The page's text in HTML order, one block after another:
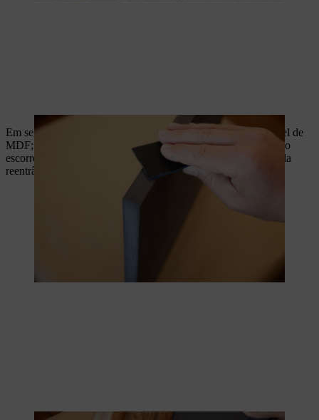
Em seguida, aplique cola na aresta comprida do primeiro painel de
MDF; não vá logo até ao fim, caso contrário, a cola em excesso
escorre para fora sujando tudo. Empurre o painel para dentro da
reentrância. Repita o procedimento para o outro lado.